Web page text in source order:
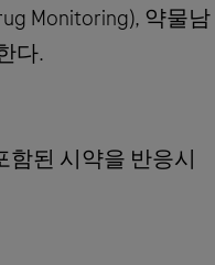
Monitoring), 약물남
다.
함된 시약을 반응시